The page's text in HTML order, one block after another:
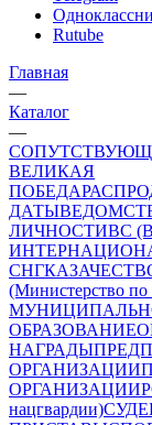
Rutube
Главная
—
Каталог
—
ВЕЛИКАЯ
ПОБЕДА
ДАТЫ
ЛИЧНОСТИВС
СНГ
(Министерство
ОБРАЗОВАНИЕ
НАГРАДЫ
ОРГАНИЗАЦИИ
ОРГАНИЗАЦИИ
нацгвардии)